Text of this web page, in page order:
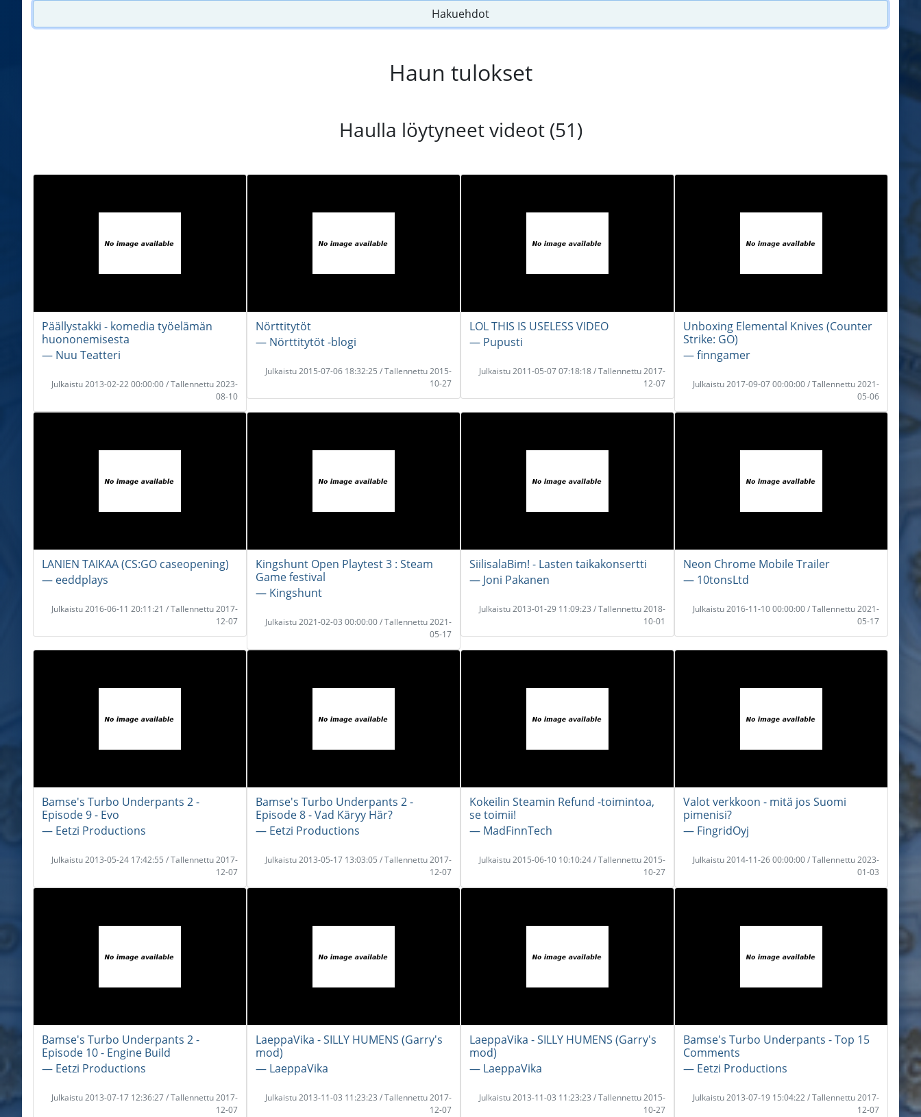
Hakuehdot
Haun tulokset
Haulla löytyneet videot (51)
Päällystakki - komedia työelämän
huononemisesta
― Nuu Teatteri
Julkaistu 2013-02-22 00:00:00 / Tallennettu 2023-
08-10
Nörttitytöt
― Nörttitytöt -blogi
Julkaistu 2015-07-06 18:32:25 / Tallennettu 2015-
10-27
LOL THIS IS USELESS VIDEO
― Pupusti
Julkaistu 2011-05-07 07:18:18 / Tallennettu 2017-
12-07
Unboxing Elemental Knives (Counter
Strike: GO)
― finngamer
Julkaistu 2017-09-07 00:00:00 / Tallennettu 2021-
05-06
LANIEN TAIKAA (CS:GO caseopening)
― eeddplays
Julkaistu 2016-06-11 20:11:21 / Tallennettu 2017-
12-07
Kingshunt Open Playtest 3 : Steam
Game festival
― Kingshunt
Julkaistu 2021-02-03 00:00:00 / Tallennettu 2021-
05-17
SiilisalaBim! - Lasten taikakonsertti
― Joni Pakanen
Julkaistu 2013-01-29 11:09:23 / Tallennettu 2018-
10-01
Neon Chrome Mobile Trailer
― 10tonsLtd
Julkaistu 2016-11-10 00:00:00 / Tallennettu 2021-
05-17
Bamse's Turbo Underpants 2 -
Episode 9 - Evo
― Eetzi Productions
Julkaistu 2013-05-24 17:42:55 / Tallennettu 2017-
12-07
Bamse's Turbo Underpants 2 -
Episode 8 - Vad Käryy Här?
― Eetzi Productions
Julkaistu 2013-05-17 13:03:05 / Tallennettu 2017-
12-07
Kokeilin Steamin Refund -toimintoa,
se toimii!
― MadFinnTech
Julkaistu 2015-06-10 10:10:24 / Tallennettu 2015-
10-27
Valot verkkoon - mitä jos Suomi
pimenisi?
― FingridOyj
Julkaistu 2014-11-26 00:00:00 / Tallennettu 2023-
01-03
Bamse's Turbo Underpants 2 -
Episode 10 - Engine Build
― Eetzi Productions
Julkaistu 2013-07-17 12:36:27 / Tallennettu 2017-
12-07
LaeppaVika - SILLY HUMENS (Garry's
mod)
― LaeppaVika
Julkaistu 2013-11-03 11:23:23 / Tallennettu 2017-
12-07
LaeppaVika - SILLY HUMENS (Garry's
mod)
― LaeppaVika
Julkaistu 2013-11-03 11:23:23 / Tallennettu 2015-
10-27
Bamse's Turbo Underpants - Top 15
Comments
― Eetzi Productions
Julkaistu 2013-07-19 15:04:22 / Tallennettu 2017-
12-07